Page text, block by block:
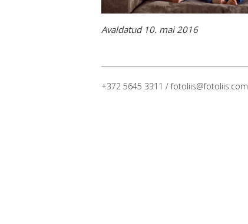
Avaldatud 10. mai 2016
+372 5645 3311 / fotoliis@fotoliis.com